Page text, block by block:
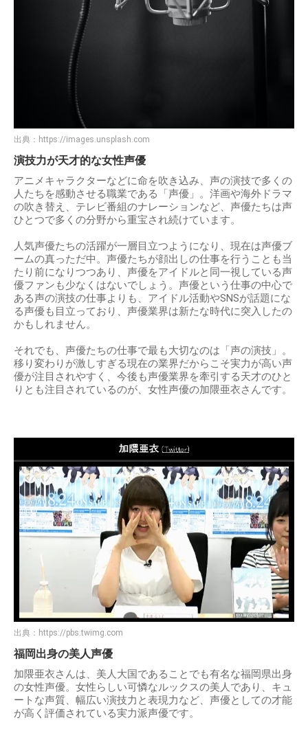
出典： https://images.unsplash.com
演技力が天才的な女性声優
アニメキャラクターなどに命を吹き込み、声の演技で多くの
人たちを感動させる職業である「声優」。洋画や海外ドラマ
の吹き替え、テレビ番組のナレーションなど、声優たちは声
ひとつで多くの分野から重宝され続けています。
人気声優たちの活躍が一層目立つようになり、現在は声優ブ
ームの真っただ中。声優たちが顔出しの仕事を行うことも当
たり前になりつつあり、声優をアイドルと同一視している声
優ファンも少なくはないでしょう。声優という仕事の中心で
ある声の演技の仕事よりも、アイドル活動やSNSが話題にな
る声優も目立っており、声優業界は新たな時代に突入したの
かもしれません。
それでも、声優たちの仕事で最も大切なのは「声の演技」。
移り変わりが激しすぎる現在の業界だからこそ実力が高い声
優が注目されやすく、今後も声優業界を牽引する天才のひと
りとも注目されているのが、女性声優の加隈亜衣さんです。
出典： https://pbs.twimg.com
福岡出身の美人声優
加隈亜衣さんは、美人大国であることでも有名な福岡県出身
の女性声優。女性らしい可憐なルックスの美人であり、キュ
ートな声質、幅広い演技力と表現力など、声優としての才能
が高く評価されている実力派声優です。